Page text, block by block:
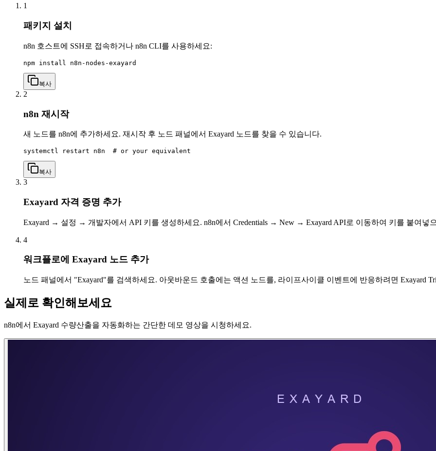
1
패키지 설치
n8n 호스트에 SSH로 접속하거나 n8n CLI를 사용하세요:
npm install n8n-nodes-exayard
복사
2
n8n 재시작
새 노드를 n8n에 추가하세요. 재시작 후 노드 패널에서 Exayard 노드를 찾을 수 있습니다.
systemctl restart n8n  # or your equivalent
복사
3
Exayard 자격 증명 추가
Exayard → 설정 → 개발자에서 API 키를 생성하세요. n8n에서 Credentials → New → Exayard API로 이동하여 키를 붙여넣
4
워크플로에 Exayard 노드 추가
노드 패널에서 "Exayard"를 검색하세요. 아웃바운드 호출에는 액션 노드를, 라이프사이클 이벤트에 반응하려면 Exayard
실제로 확인해보세요
n8n에서 Exayard 수량산출을 자동화하는 간단한 데모 영상을 시청하세요.